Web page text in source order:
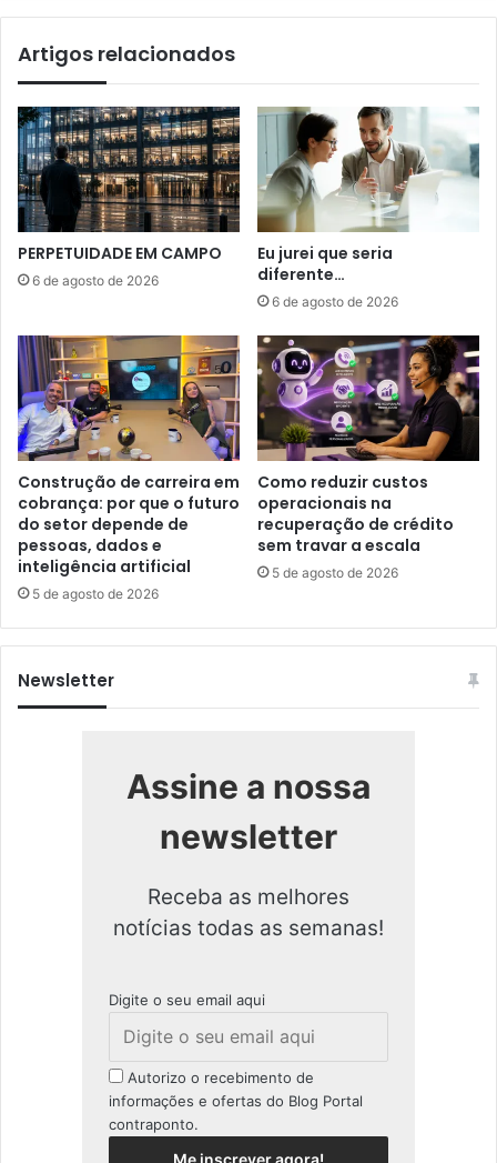
Artigos relacionados
PERPETUIDADE EM CAMPO
6 de agosto de 2026
Eu jurei que seria
diferente…
6 de agosto de 2026
Construção de carreira em
cobrança: por que o futuro
do setor depende de
pessoas, dados e
inteligência artificial
5 de agosto de 2026
Como reduzir custos
operacionais na
recuperação de crédito
sem travar a escala
5 de agosto de 2026
Newsletter
Assine a nossa
newsletter
Receba as melhores
notícias todas as semanas!
Digite o seu email aqui
Autorizo o recebimento de
informações e ofertas do Blog Portal
contraponto.